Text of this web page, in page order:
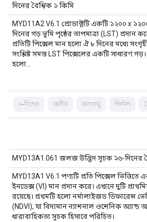
দিনের বৈশ্বিক ১ কিমি
MYD11A2 V6.1 প্রোডাক্টটি একটি ১২০০ x
দিনের গড় ভূমি পৃষ্ঠের তাপমাত্রা (LST) প্রদান
প্রতিটি পিক্সেল মান হলো ঐ ৮ দিনের মধ্যে
সংশ্লিষ্ট সমস্ত LST পিক্সেলের একটি সাধারণ
হলো…
৮-দিনের জলীয় জলবায়ু নির্গমন
MYD13A1.061 জলজ উদ্ভিদ সূচক ১৬-দিনের
MYD13A1 V6.1 পণ্যটি প্রতি পিক্সেল
ইনডেক্স (VI) মান প্রদান করে। এখানে দুটি
রয়েছে। প্রথমটি হলো নর্মালাইজড ডিফারেন্স
(NDVI), যা বিদ্যমান ন্যাশনাল ওশেনিক অ্যান্ড
ধারাবাহিকতা সূচক হিসাবে পরিচিত।